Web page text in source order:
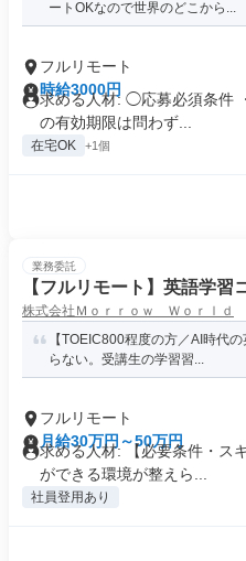
ートOKなので世界のどこから...
フルリモート
時給3000円
求める人材: ◯応募必須条件
の有効期限は問わず...
在宅OK +1個
業務委託
【フルリモート】英語学習
株式会社Ｍｏｒｒｏｗ Ｗｏｒｌｄ
【TOEIC800程度の方／AI時代
らない。受講生の学習習...
フルリモート
月給30万円～50万円
求める人材: 【必要条件・ス
ができる環境が整えら...
社員登用あり